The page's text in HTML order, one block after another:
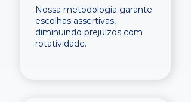
Nossa metodologia garante
escolhas assertivas,
diminuindo prejuízos com
rotatividade.